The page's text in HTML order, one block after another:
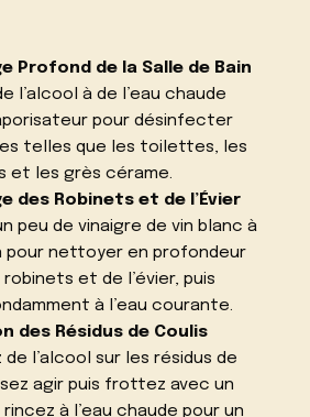
Profond de la Salle de Bain
l’alcool à de l’eau chaude
pour désinfecter
telles que les toilettes, les
et les grès cérame.
des Robinets et de l’Évier
peu de vinaigre de vin blanc à
pour nettoyer en profondeur
robinets et de l’évier, puis
à l’eau courante.
des Résidus de Coulis
de l’alcool sur les résidus de
agir puis frottez avec un
à l’eau chaude pour un